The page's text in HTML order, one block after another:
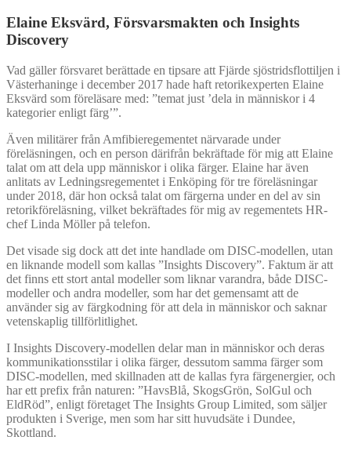
Elaine Eksvärd, Försvarsmakten och Insights
Discovery
Vad gäller försvaret berättade en tipsare att Fjärde sjöstridsflottiljen i
Västerhaninge i december 2017 hade haft retorikexperten Elaine
Eksvärd som föreläsare med: ”temat just ’dela in människor i 4
kategorier enligt färg’”.
Även militärer från Amfibieregementet närvarade under
föreläsningen, och en person därifrån bekräftade för mig att Elaine
talat om att dela upp människor i olika färger. Elaine har även
anlitats av Ledningsregementet i Enköping för tre föreläsningar
under 2018, där hon också talat om färgerna under en del av sin
retorikföreläsning, vilket bekräftades för mig av regementets HR-
chef Linda Möller på telefon.
Det visade sig dock att det inte handlade om DISC-modellen, utan
en liknande modell som kallas ”Insights Discovery”. Faktum är att
det finns ett stort antal modeller som liknar varandra, både DISC-
modeller och andra modeller, som har det gemensamt att de
använder sig av färgkodning för att dela in människor och saknar
vetenskaplig tillförlitlighet.
I Insights Discovery-modellen delar man in människor och deras
kommunikationsstilar i olika färger, dessutom samma färger som
DISC-modellen, med skillnaden att de kallas fyra färgenergier, och
har ett prefix från naturen: ”HavsBlå, SkogsGrön, SolGul och
EldRöd”, enligt företaget The Insights Group Limited, som säljer
produkten i Sverige, men som har sitt huvudsäte i Dundee,
Skottland.